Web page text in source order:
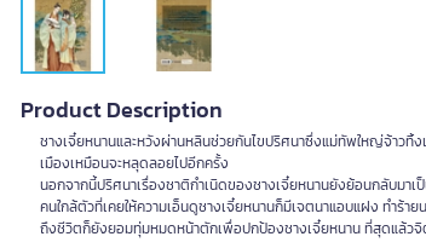
Product Description
ชางเจี๋ยหนานและหวังผ่านหลินช่วยกันไขปริศนาซึ่งแม่ทัพใหญ่จ้าว
เมืองเหมือนจะหลุดลอยไปอีกครั้ง
นอกจากนี้ปริศนาเรื่องชาติกำเนิดของชางเจี๋ยหนานยังย้อนกลับมา
คนใกล้ตัวที่เคยให้ความเอ็นดูชางเจี๋ยหนานก็มีเจตนาแอบแฝง ทำร้
ถึงชีวิตก็ยังยอมทุ่มหมดหน้าตักเพื่อปกป้องชางเจี๋ยหนาน ที่สุดแล้ว